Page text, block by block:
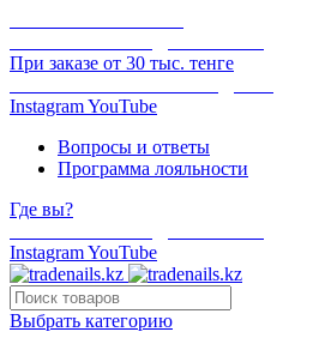
При заказе от 30 тыс. тенге
InstagramYouTube
Вопросы и ответы
Программа лояльности
Где вы?
InstagramYouTube
Выбрать категорию